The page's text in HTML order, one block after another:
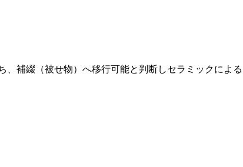
綴（被せ物）へ移行可能と判断しセラミックによる